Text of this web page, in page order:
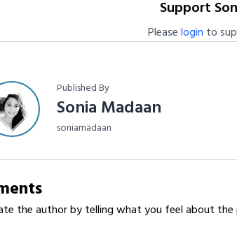
Support
Pleaselogin to
Published By
Sonia Madaan
soniamadaan
the author by telling what you feel about